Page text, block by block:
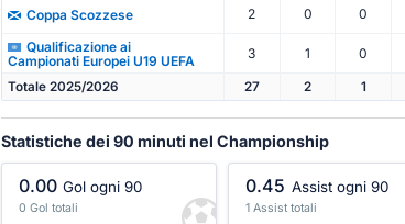
Coppa Scozzese 2 0 0
Qualificazione ai
Campionati Europei U19 UEFA
3 1 0
Totale 2025/2026 27 2 1
Statistiche dei 90 minuti nel Championship
0.00 Gol ogni 90
0 Gol totali
0.45 Assist ogni 90
1 Assist totali